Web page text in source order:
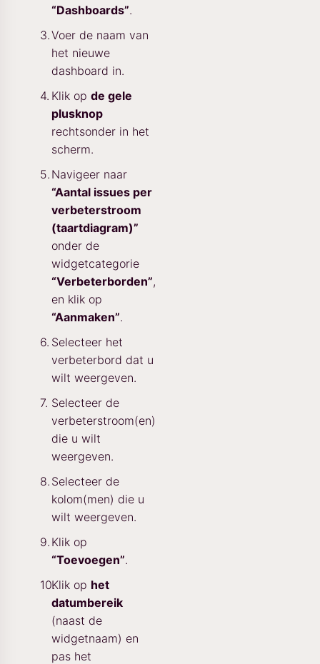
“Dashboards”.
Voer de naam van
het nieuwe
dashboard in.
Klik op de gele
plusknop
rechtsonder in het
scherm.
Navigeer naar
“Aantal issues per
verbeterstroom
(taartdiagram)”
onder de
widgetcategorie
“Verbeterborden”,
en klik op
“Aanmaken”.
Selecteer het
verbeterbord dat u
wilt weergeven.
Selecteer de
verbeterstroom(en)
die u wilt
weergeven.
Selecteer de
kolom(men) die u
wilt weergeven.
Klik op
“Toevoegen”.
Klik op het
datumbereik
(naast de
widgetnaam) en
pas het